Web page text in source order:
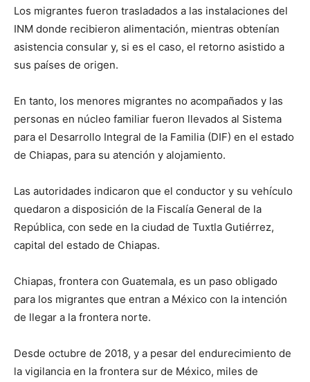
Los migrantes fueron trasladados a las instalaciones del
INM donde recibieron alimentación, mientras obtenían
asistencia consular y, si es el caso, el retorno asistido a
sus países de origen.
En tanto, los menores migrantes no acompañados y las
personas en núcleo familiar fueron llevados al Sistema
para el Desarrollo Integral de la Familia (DIF) en el estado
de Chiapas, para su atención y alojamiento.
Las autoridades indicaron que el conductor y su vehículo
quedaron a disposición de la Fiscalía General de la
República, con sede en la ciudad de Tuxtla Gutiérrez,
capital del estado de Chiapas.
Chiapas, frontera con Guatemala, es un paso obligado
para los migrantes que entran a México con la intención
de llegar a la frontera norte.
Desde octubre de 2018, y a pesar del endurecimiento de
la vigilancia en la frontera sur de México, miles de